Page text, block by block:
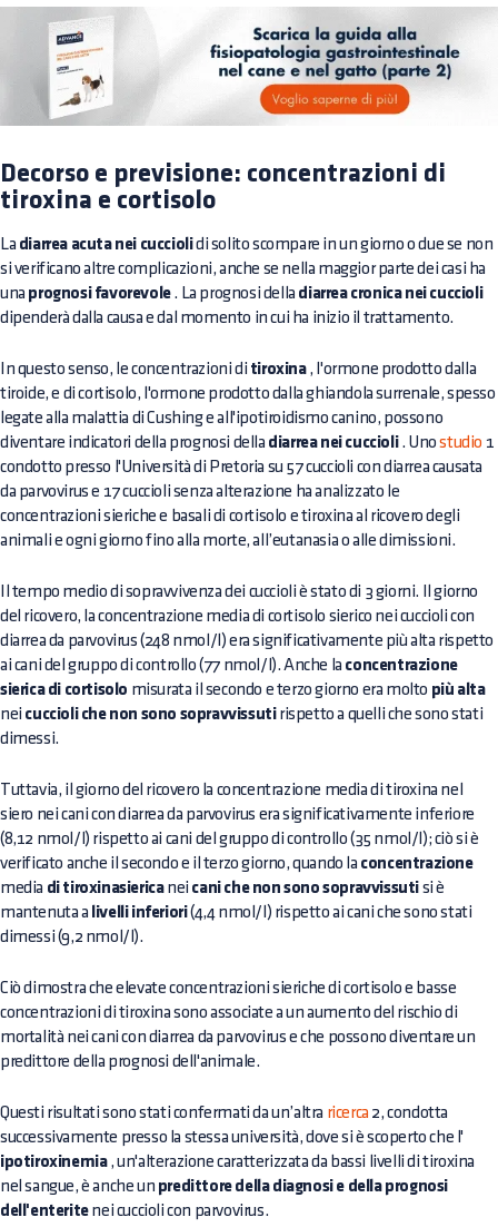
Decorso e previsione: concentrazioni di
tiroxina e cortisolo
La diarrea acuta nei cucciolidi solito scompare in un giorno o due se non
si verificano altre complicazioni, anche se nella maggior parte dei casi ha
una prognosi favorevole. La prognosi della diarrea cronica nei cuccioli
dipenderà dalla causa e dal momento in cui ha inizio il trattamento.
In questo senso, le concentrazioni di tiroxina, l'ormone prodotto dalla
tiroide, e di cortisolo, l'ormone prodotto dalla ghiandola surrenale, spesso
legate alla malattia di Cushing e all'ipotiroidismo canino, possono
diventare indicatori della prognosi della diarrea nei cuccioli. Unostudio 1
condotto presso l'Università di Pretoria su 57 cuccioli con diarrea causata
da parvovirus e 17 cuccioli senza alterazione ha analizzato le
concentrazioni sieriche e basali di cortisolo e tiroxina al ricovero degli
animali e ogni giorno fino alla morte, all’eutanasia o alle dimissioni.
Il tempo medio di sopravvivenza dei cuccioli è stato di 3 giorni. Il giorno
del ricovero, la concentrazione media di cortisolo sierico nei cuccioli con
diarrea da parvovirus (248 nmol/l) era significativamente più alta rispetto
ai cani del gruppo di controllo (77 nmol/l). Anche la concentrazione
sierica di cortisolo misurata il secondo e terzo giorno era molto più alta
nei cuccioli che non sono sopravvissutirispetto a quelli che sono stati
dimessi.
Tuttavia, il giorno del ricovero la concentrazione media di tiroxina nel
siero nei cani con diarrea da parvovirus era significativamente inferiore
(8,12 nmol/l) rispetto ai cani del gruppo di controllo (35 nmol/l); ciò si è
verificato anche il secondo e il terzo giorno, quando la concentrazione
media di tiroxinasiericanei cani che non sono sopravvissuti si è
mantenuta a livelli inferiori(4,4 nmol/l) rispetto ai cani che sono stati
dimessi (9,2 nmol/l).
Ciò dimostra che elevate concentrazioni sieriche di cortisolo e basse
concentrazioni di tiroxina sono associate a un aumento del rischio di
mortalità nei cani con diarrea da parvovirus e che possono diventare un
predittore della prognosi dell'animale.
Questi risultati sono stati confermati da un’altra ricerca 2, condotta
successivamente presso la stessa università, dove si è scoperto che l'
ipotiroxinemia, un'alterazione caratterizzata da bassi livelli di tiroxina
nel sangue, è anche un predittore della diagnosi e della prognosi
dell'enteritenei cuccioli con parvovirus.